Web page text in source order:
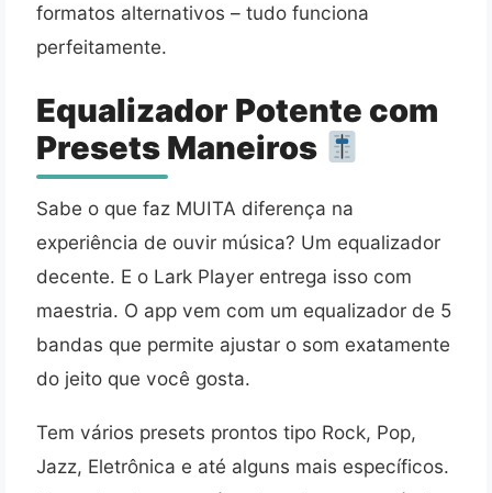
formatos alternativos – tudo funciona
perfeitamente.
Equalizador Potente com
Presets Maneiros
Sabe o que faz MUITA diferença na
experiência de ouvir música? Um equalizador
decente. E o Lark Player entrega isso com
maestria. O app vem com um equalizador de 5
bandas que permite ajustar o som exatamente
do jeito que você gosta.
Tem vários presets prontos tipo Rock, Pop,
Jazz, Eletrônica e até alguns mais específicos.